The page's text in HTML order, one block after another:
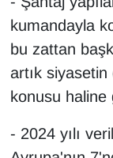
kumandayla
bu zattan
artık
konusu haline
- 2024 yılı
RÖPORTAJ
SAĞLIK
Seri İlan
Sinema -